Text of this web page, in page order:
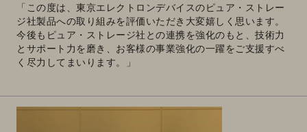
「この度は、東京エレクトロンデバイスのピュア・ストレー
ジ社製品への取り組みを評価いただき大変嬉しく思います。
今後もピュア・ストレージ社との連携を強化のもと、技術力
とサポート力を磨き、お客様の事業強化の一躍をご支援すべ
く尽力してまいります。」